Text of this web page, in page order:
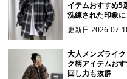
イテムおすすめ5
洗練された印象に
更新日2026-07-
大人メンズライ
ク柄アイテムお
回し力も抜群